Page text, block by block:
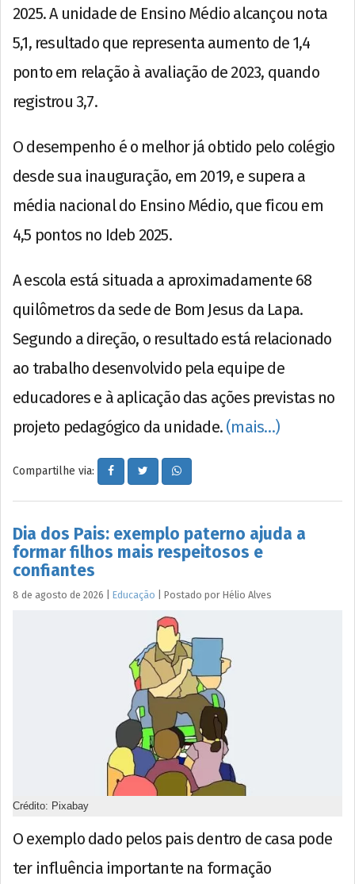
2025. A unidade de Ensino Médio alcançou nota
5,1, resultado que representa aumento de 1,4
ponto em relação à avaliação de 2023, quando
registrou 3,7.
O desempenho é o melhor já obtido pelo colégio
desde sua inauguração, em 2019, e supera a
média nacional do Ensino Médio, que ficou em
4,5 pontos no Ideb 2025.
A escola está situada a aproximadamente 68
quilômetros da sede de Bom Jesus da Lapa.
Segundo a direção, o resultado está relacionado
ao trabalho desenvolvido pela equipe de
educadores e à aplicação das ações previstas no
projeto pedagógico da unidade. (mais…)
Compartilhe via:
Dia dos Pais: exemplo paterno ajuda a
formar filhos mais respeitosos e
confiantes
8 de agosto de 2026 Educação Postado por Hélio Alves
Crédito: Pixabay
O exemplo dado pelos pais dentro de casa pode
ter influência importante na formação